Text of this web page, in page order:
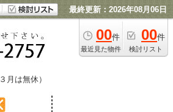
最終更新：2026年08月06日
00件
最近見た物件
00件
検討リスト
月は無休）